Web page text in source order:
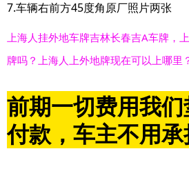
7.车辆右前方45度角原厂照片两张
上海人挂外地车牌吉林长春吉A车牌，
牌吗？上海人上外地牌现在可以上哪里
前期一切费用我
付款，车主不用